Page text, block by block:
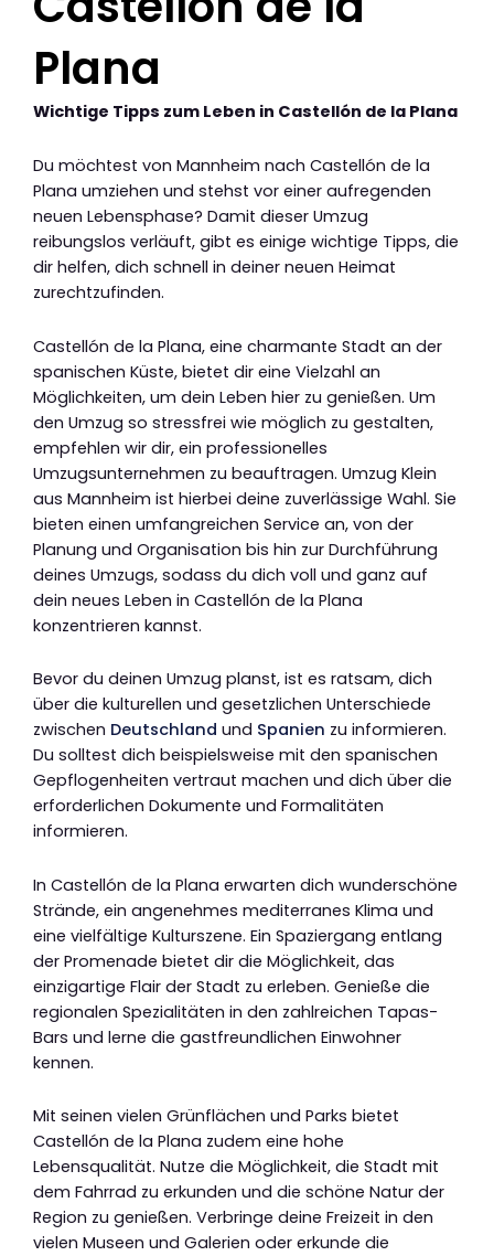
Plana
Wichtige Tipps zum Leben in Castellón de la Plana
Du möchtest von Mannheim nach Castellón de la
Plana umziehen und stehst vor einer aufregenden
neuen Lebensphase? Damit dieser Umzug
reibungslos verläuft, gibt es einige wichtige Tipps, die
dir helfen, dich schnell in deiner neuen Heimat
zurechtzufinden.
Castellón de la Plana, eine charmante Stadt an der
spanischen Küste, bietet dir eine Vielzahl an
Möglichkeiten, um dein Leben hier zu genießen. Um
den Umzug so stressfrei wie möglich zu gestalten,
empfehlen wir dir, ein professionelles
Umzugsunternehmen zu beauftragen. Umzug Klein
aus Mannheim ist hierbei deine zuverlässige Wahl. Sie
bieten einen umfangreichen Service an, von der
Planung und Organisation bis hin zur Durchführung
deines Umzugs, sodass du dich voll und ganz auf
dein neues Leben in Castellón de la Plana
konzentrieren kannst.
Bevor du deinen Umzug planst, ist es ratsam, dich
über die kulturellen und gesetzlichen Unterschiede
zwischen Deutschland und Spanien zu informieren.
Du solltest dich beispielsweise mit den spanischen
Gepflogenheiten vertraut machen und dich über die
erforderlichen Dokumente und Formalitäten
informieren.
In Castellón de la Plana erwarten dich wunderschöne
Strände, ein angenehmes mediterranes Klima und
eine vielfältige Kulturszene. Ein Spaziergang entlang
der Promenade bietet dir die Möglichkeit, das
einzigartige Flair der Stadt zu erleben. Genieße die
regionalen Spezialitäten in den zahlreichen Tapas-
Bars und lerne die gastfreundlichen Einwohner
kennen.
Mit seinen vielen Grünflächen und Parks bietet
Castellón de la Plana zudem eine hohe
Lebensqualität. Nutze die Möglichkeit, die Stadt mit
dem Fahrrad zu erkunden und die schöne Natur der
Region zu genießen. Verbringe deine Freizeit in den
vielen Museen und Galerien oder erkunde die